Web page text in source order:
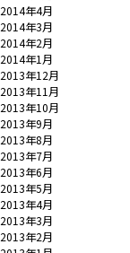
2014年4月
2014年3月
2014年2月
2014年1月
2013年12月
2013年11月
2013年10月
2013年9月
2013年8月
2013年7月
2013年6月
2013年5月
2013年4月
2013年3月
2013年2月